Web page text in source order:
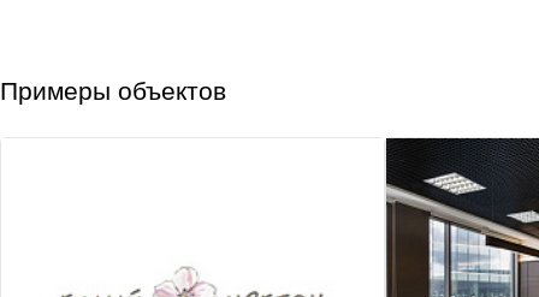
Примеры объектов